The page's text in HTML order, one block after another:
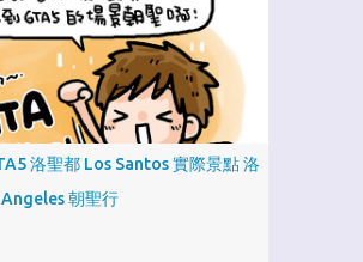
洛聖都 Los Santos 實際景點 洛
朝聖行